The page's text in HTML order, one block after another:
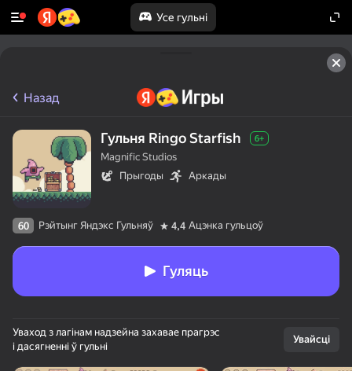
Усе гульні
Назад
Гульня Ringo Starfish 6+
Magnific Studios
Прыгоды
Аркады
60 Рэйтынг Яндэкс Гульняў 4,4 Ацэнка гульцоў
Гуляць
Уваход з лагінам надзейна захавае прагрэс
і дасягненні ў гульні
Увайсці